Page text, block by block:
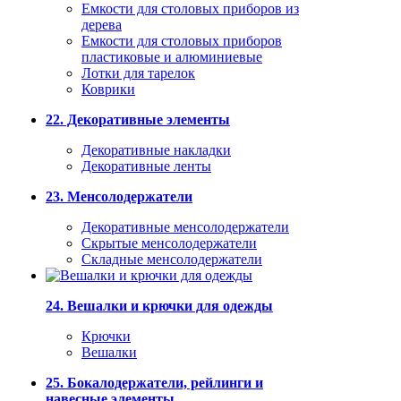
Емкости для столовых приборов из
дерева
Емкости для столовых приборов
пластиковые и алюминиевые
Лотки для тарелок
Коврики
22. Декоративные элементы
Декоративные накладки
Декоративные ленты
23. Менсолодержатели
Декоративные менсолодержатели
Скрытые менсолодержатели
Складные менсолодержатели
24. Вешалки и крючки для одежды
Крючки
Вешалки
25. Бокалодержатели, рейлинги и